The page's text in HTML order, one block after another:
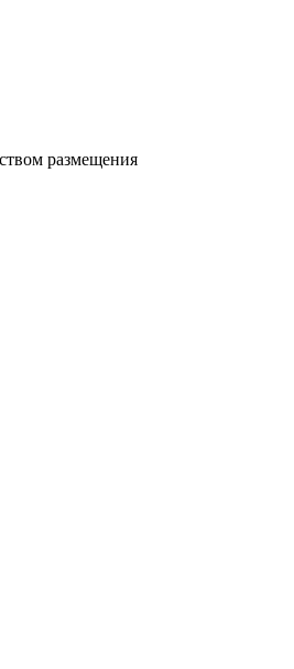
размещения